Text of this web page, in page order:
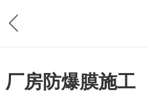
厂房防爆膜施工